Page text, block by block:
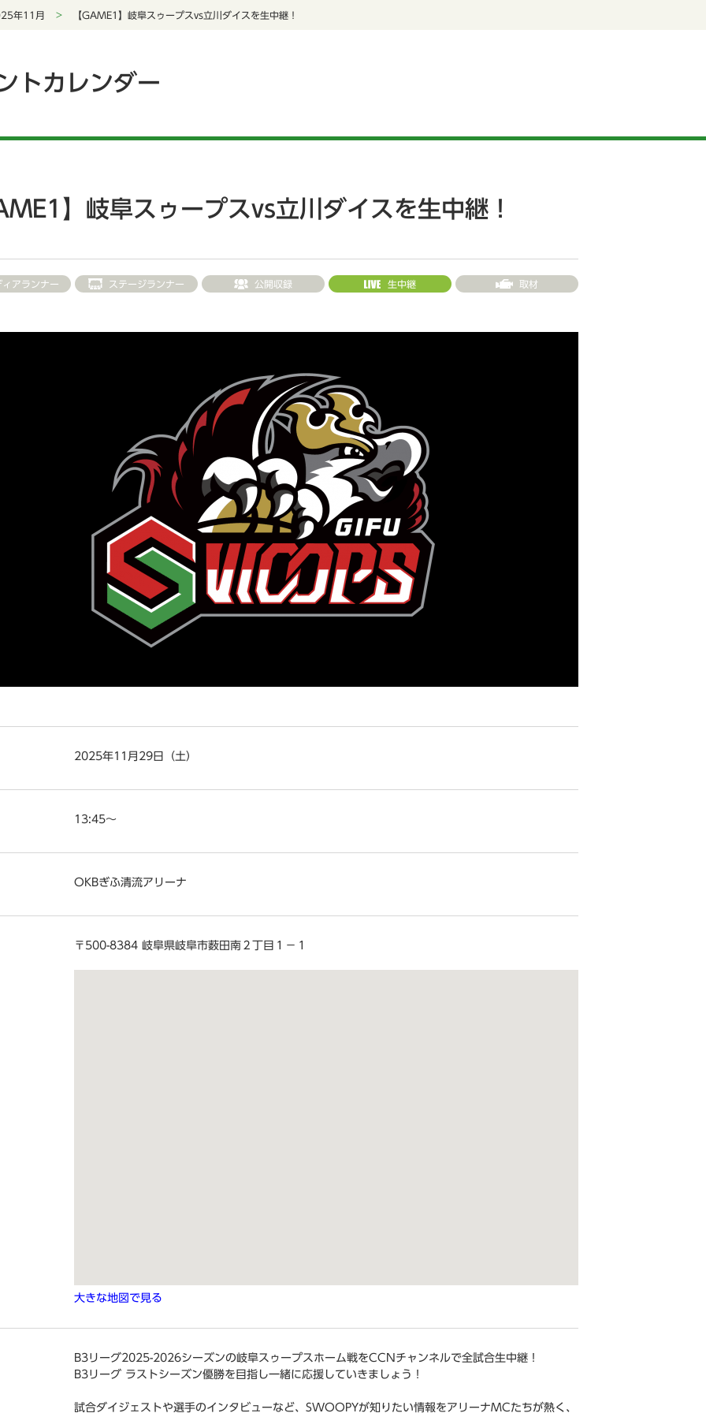
年11月 【GAME1】岐阜スゥープスvs立川ダイスを生中継！
トカレンダー
】岐阜スゥープスvs立川ダイスを生中継！
ィアランナー ステージランナー 公開収録 生中継 取材
2025年11月29日（土）
13:45～
OKBぎふ清流アリーナ
〒500-8384 岐阜県岐阜市薮田南２丁目１−１
大きな地図で見る
B3リーグ2025-2026シーズンの岐阜スゥープスホーム戦をCCNチャンネルで全試合生中継！
B3リーグ ラストシーズン優勝を目指し一緒に応援していきましょう！
試合ダイジェストや選手のインタビューなど、SWOOPYが知りたい情報をアリーナMCたちが熱く、